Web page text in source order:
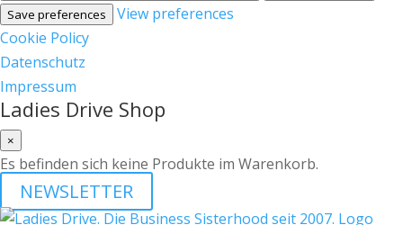
Save preferences
View preferences
Cookie Policy
Datenschutz
Impressum
Ladies Drive Shop
×
Es befinden sich keine Produkte im Warenkorb.
NEWSLETTER